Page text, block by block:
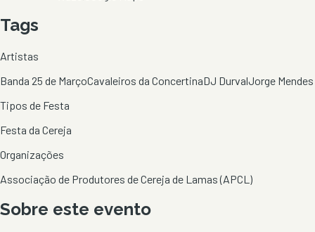
Tags
Artistas
Banda 25 de MarçoCavaleiros da ConcertinaDJ DurvalJorge Mendes
Tipos de Festa
Festa da Cereja
Organizações
Associação de Produtores de Cereja de Lamas (APCL)
Sobre este evento